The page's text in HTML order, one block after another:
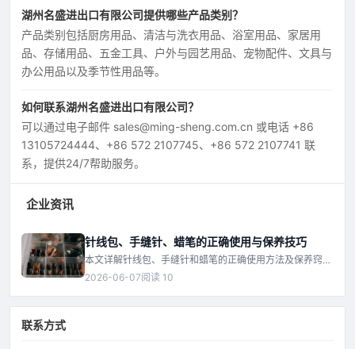
湖州名盛进出口有限公司提供哪些产品类别？
产品类别包括厨房用品、清洁与洗衣用品、浴室用品、家居用
品、存储用品、五金工具、户外与园艺用品、宠物配件、文具与
办公用品以及季节性用品等。
如何联系湖州名盛进出口有限公司？
可以通过电子邮件 sales@ming-sheng.com.cn 或电话 +86
13105724444、+86 572 2107745、+86 572 2107741 联
系，提供24/7帮助服务。
企业资讯
针线包、手缝针、蜡笔的正确使用与保养技巧
本文详解针线包、手缝针和蜡笔的正确使用方法及保养窍
门，从工具选择到日常维护，助你延长工具寿命，提升缝纫
2026-06-07阅读 10
联系方式